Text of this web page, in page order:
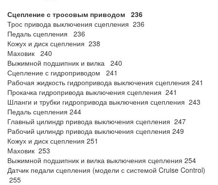
Сцепление с тросовым приводом 236
Трос привода выключения сцепления 236
Педаль сцепления 236
Кожух и диск сцепления 238
Маховик 240
Выжимной подшипник и вилка 240
Сцепление с гидроприводом 241
Рабочая жидкость гидропривода выключения сцепления 241
Прокачка гидропривода выключения сцепления 241
Шланги и трубки гидропривода выключения сцепления 243
Педаль сцепления 244
Главный цилиндр привода выключения сцепления 247
Рабочий цилиндр привода выключения сцепления 249
Кожух и диск сцепления 251
Маховик 253
Выжимной подшипник и вилка выключения сцепления 254
Датчик педали сцепления (модели с системой Cruise Control)
255